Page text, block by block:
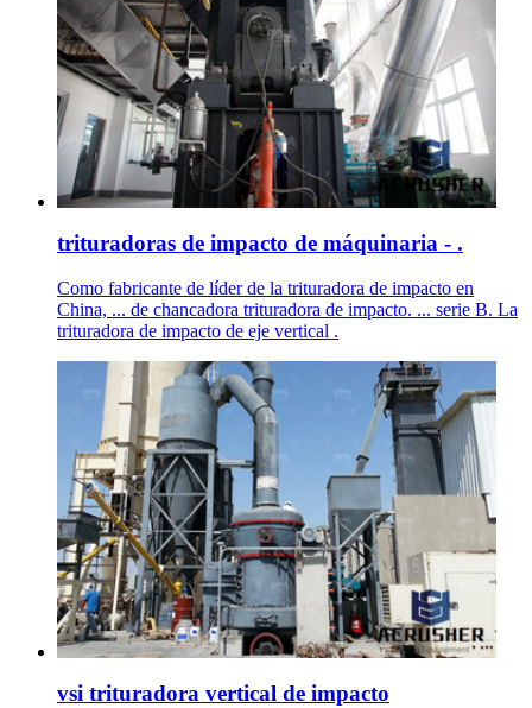
trituradoras de impacto de máquinaria - .
Como fabricante de líder de la trituradora de impacto en
China, ... de chancadora trituradora de impacto. ... serie B. La
trituradora de impacto de eje vertical .
vsi trituradora vertical de impacto